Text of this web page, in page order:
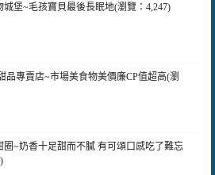
城堡~毛孩寶貝最後長眠地(瀏覽：4,247)
品專賣店~市場美食物美價廉CP值超高(瀏
圈~奶香十足甜而不膩 有可頌口感吃了難忘